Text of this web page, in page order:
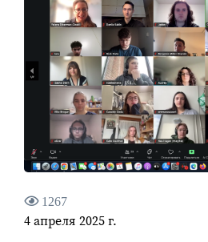
1267
4 апреля 2025 г.